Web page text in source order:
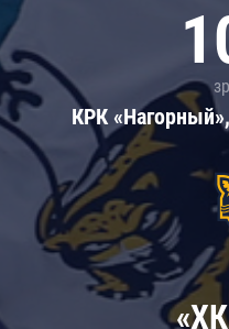
КРК